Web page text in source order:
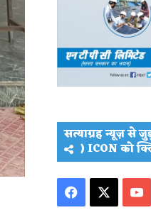
सत्याग्रह न्यूज़ से
) ICON को
Facebook